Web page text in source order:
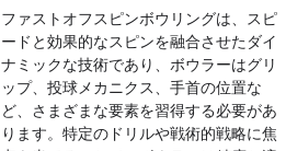
ファストオフスピンボウリングは、スピ
ードと効果的なスピンを融合させたダイ
ナミックな技術であり、ボウラーはグリ
ップ、投球メカニクス、手首の位置な
ど、さまざまな要素を習得する必要があ
ります。特定のドリルや戦術的戦略に焦